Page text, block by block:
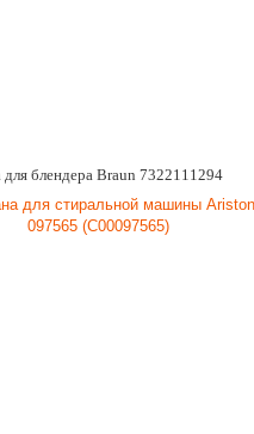
для блендера Braun 7322111294